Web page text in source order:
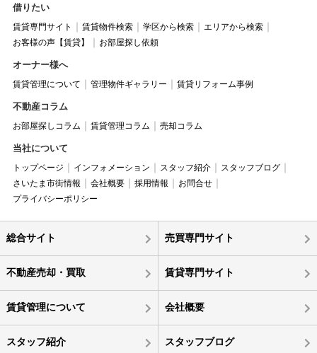
借りたい
賃貸専門サイト 賃貸物件検索 学区から検索
エリアから検索
お客様の声【賃貸】
お部屋探し依頼
オーナー様へ
賃貸管理について 管理物件ギャラリー 賃貸リフォーム事例
不動産コラム
お部屋探しコラム 賃貸管理コラム 売却コラム
当社について
トップページ インフォメーション スタッフ紹介
スタッフブログ
さいたま市街情報
会社概要 採用情報
お問合せ
プライバシーポリシー
総合サイト 売買専門サイト
不動産売却・買取 賃貸専門サイト
賃貸管理について 会社概要
スタッフ紹介 スタッフブログ